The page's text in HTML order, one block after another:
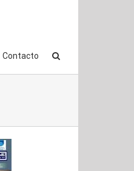
Contacto